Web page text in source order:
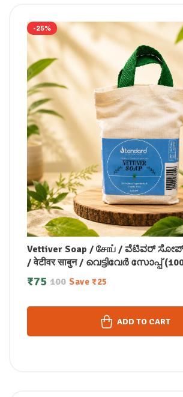
-25%
Vettiver Soap / சோப் / ವೆಟಿವರ್
/ वेटीवर साबुन / വെട്ടിവേർ സോപ്പ്
100
₹75 Save ₹25
ADD TO CART